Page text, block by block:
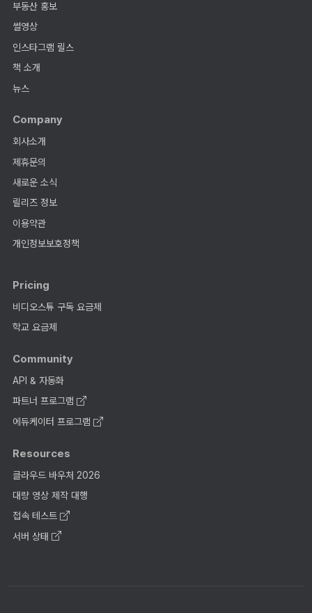
부동산 홍보
썰영상
인스타그램 릴스
책 소개
뉴스
Company
회사소개
제휴문의
새로운 소식
릴리즈 정보
이용약관
개인정보보호정책
Pricing
비디오스튜 구독 요금제
학교 요금제
Community
API & 자동화
파트너 프로그램
에듀케이터 프로그램
Resources
클라우드 바우처 2026
대량 영상 제작 대행
접속 테스트
서버 상태